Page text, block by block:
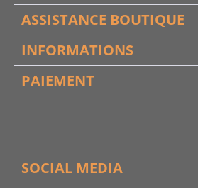
ASSISTANCE BOUTIQUE
INFORMATIONS
PAIEMENT
SOCIAL MEDIA